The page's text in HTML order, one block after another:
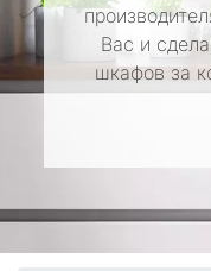
Вас и
шкафов за